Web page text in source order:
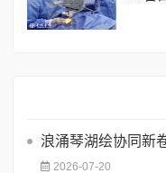
浪涌琴湖绘协同新
2026-07-20